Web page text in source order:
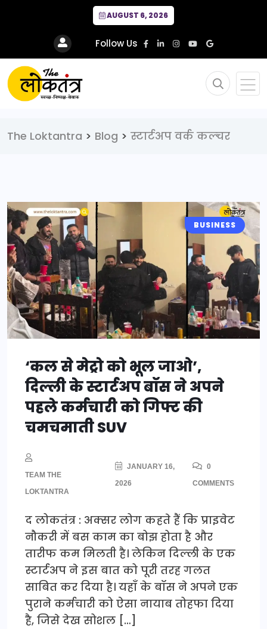
AUGUST 6, 2026
Follow Us
The Loktantra > Blog > स्टार्टअप वर्क कल्चर
BUSINESS
‘कल से मेट्रो को भूल जाओ’,
दिल्ली के स्टार्टअप बॉस ने अपने
पहले कर्मचारी को गिफ्ट की
चमचमाती SUV
TEAM THE
LOKTANTRA
JANUARY 16,
2026
0
COMMENTS
द लोकतंत्र : अक्सर लोग कहते हैं कि प्राइवेट
नौकरी में बस काम का बोझ होता है और
तारीफ कम मिलती है। लेकिन दिल्ली के एक
स्टार्टअप ने इस बात को पूरी तरह गलत
साबित कर दिया है। यहाँ के बॉस ने अपने एक
पुराने कर्मचारी को ऐसा नायाब तोहफा दिया
है, जिसे देख सोशल […]